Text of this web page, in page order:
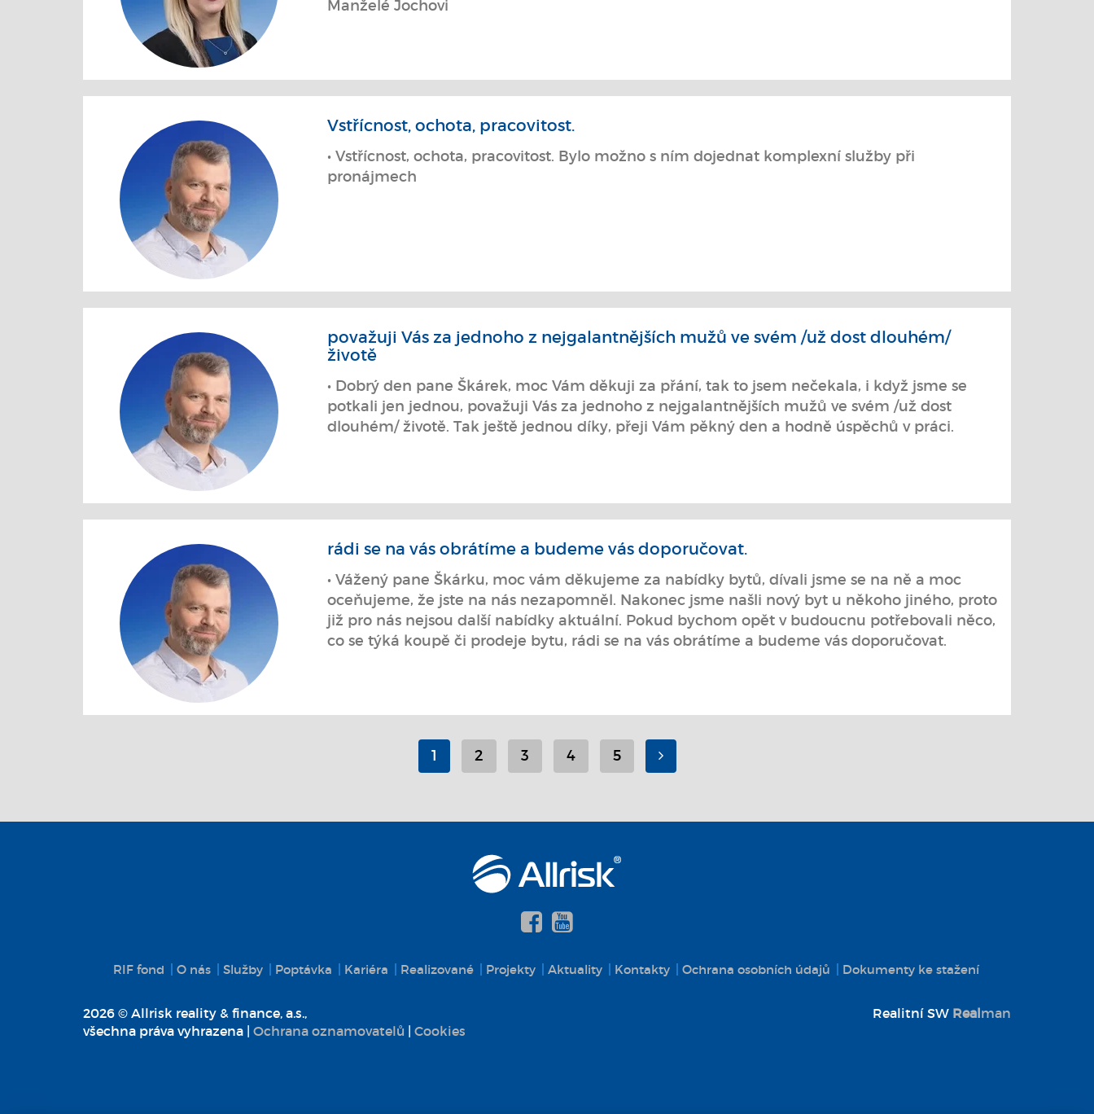
Manželé Jochovi
Vstřícnost, ochota, pracovitost.
• Vstřícnost, ochota, pracovitost. Bylo možno s ním dojednat komplexní služby při
pronájmech
považuji Vás za jednoho z nejgalantnějších mužů ve svém /už dost dlouhém/
životě
• Dobrý den pane Škárek, moc Vám děkuji za přání, tak to jsem nečekala, i když jsme se
potkali jen jednou, považuji Vás za jednoho z nejgalantnějších mužů ve svém /už dost
dlouhém/ životě. Tak ještě jednou díky, přeji Vám pěkný den a hodně úspěchů v práci.
rádi se na vás obrátíme a budeme vás doporučovat.
• Vážený pane Škárku, moc vám děkujeme za nabídky bytů, dívali jsme se na ně a moc
oceňujeme, že jste na nás nezapomněl. Nakonec jsme našli nový byt u někoho jiného, proto
již pro nás nejsou další nabídky aktuální. Pokud bychom opět v budoucnu potřebovali něco,
co se týká koupě či prodeje bytu, rádi se na vás obrátíme a budeme vás doporučovat.
1 2 3 4 5
RIF fond O nás Služby Poptávka Kariéra Realizované Projekty Aktuality Kontakty Ochrana osobních údajů Dokumenty ke stažení
2026 © Allrisk reality & finance, a.s.,
všechna práva vyhrazena | Ochrana oznamovatelů | Cookies
Realitní SW Realman